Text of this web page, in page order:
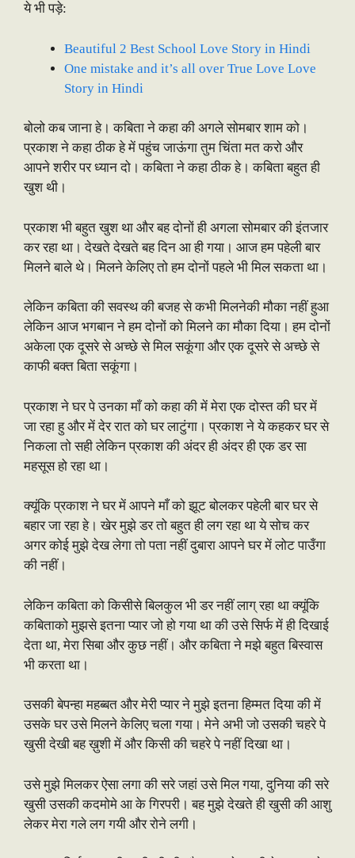
ये भी पड़े:
Beautiful 2 Best School Love Story in Hindi
One mistake and it’s all over True Love Love
Story in Hindi
बोलो कब जाना हे। कबिता ने कहा की अगले सोमबार शाम को।
प्रकाश ने कहा ठीक हे में पहुंच जाऊंगा तुम चिंता मत करो और
आपने शरीर पर ध्यान दो। कबिता ने कहा ठीक हे। कबिता बहुत ही
खुश थी।
प्रकाश भी बहुत खुश था और बह दोनों ही अगला सोमबार की इंतजार
कर रहा था। देखते देखते बह दिन आ ही गया। आज हम पहेली बार
मिलने बाले थे। मिलने केलिए तो हम दोनों पहले भी मिल सकता था।
लेकिन कबिता की सवस्थ की बजह से कभी मिलनेकी मौका नहीं हुआ
लेकिन आज भगबान ने हम दोनों को मिलने का मौका दिया। हम दोनों
अकेला एक दूसरे से अच्छे से मिल सकूंगा और एक दूसरे से अच्छे से
काफी बक्त बिता सकूंगा।
प्रकाश ने घर पे उनका माँ को कहा की में मेरा एक दोस्त की घर में
जा रहा हु और में देर रात को घर लाटुंगा। प्रकाश ने ये कहकर घर से
निकला तो सही लेकिन प्रकाश की अंदर ही अंदर ही एक डर सा
महसूस हो रहा था।
क्यूंकि प्रकाश ने घर में आपने माँ को झूट बोलकर पहेली बार घर से
बहार जा रहा हे। खेर मुझे डर तो बहुत ही लग रहा था ये सोच कर
अगर कोई मुझे देख लेगा तो पता नहीं दुबारा आपने घर में लोट पाउँगा
की नहीं।
लेकिन कबिता को किसीसे बिलकुल भी डर नहीं लाग् रहा था क्यूंकि
कबिताको मुझसे इतना प्यार जो हो गया था की उसे सिर्फ में ही दिखाई
देता था, मेरा सिबा और कुछ नहीं। और कबिता ने मझे बहुत बिस्वास
भी करता था।
उसकी बेपन्हा महब्बत और मेरी प्यार ने मुझे इतना हिम्मत दिया की में
उसके घर उसे मिलने केलिए चला गया। मेने अभी जो उसकी चहरे पे
खुसी देखी बह ख़ुशी में और किसी की चहरे पे नहीं दिखा था।
उसे मुझे मिलकर ऐसा लगा की सरे जहां उसे मिल गया, दुनिया की सरे
खुसी उसकी कदमोमे आ के गिरपरी। बह मुझे देखते ही खुसी की आशु
लेकर मेरा गले लग गयी और रोने लगी।